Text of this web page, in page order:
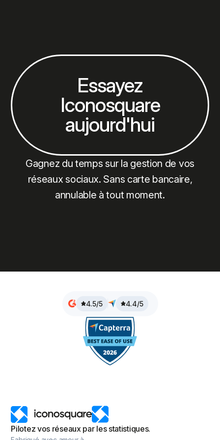
Essayez
Iconosquare
aujourd'hui
Gagnez du temps sur la gestion de vos
réseaux sociaux. Sans carte bancaire,
annulable à tout moment.
4.5/5 4.4/5
Pilotez vos réseaux par les statistiques.